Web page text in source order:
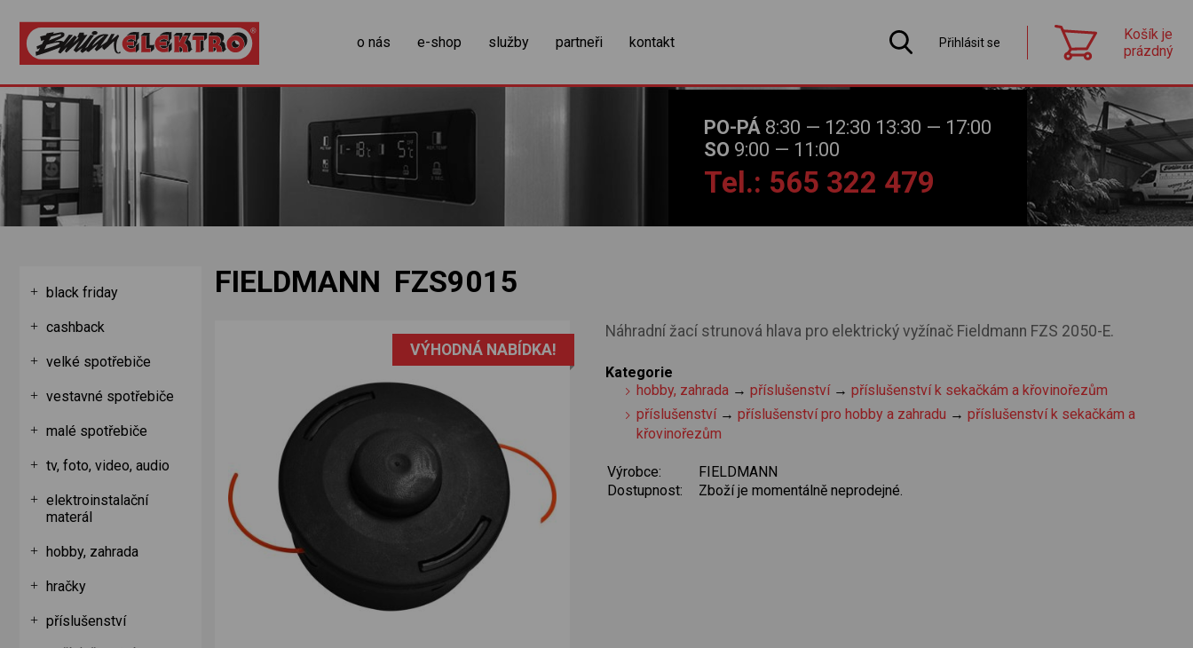
o nás e-shop služby partneři kontakt Přihlásit se
Košík je
prázdný
zobrazit obsah košíku
PO-PÁ 8:30 — 12:30 13:30 — 17:00
SO 9:00 — 11:00
Tel.: 565 322 479
FIELDMANN FZS9015
Náhradní žací strunová hlava pro elektrický vyžínač Fieldmann FZS 2050-E.
Kategorie
hobby, zahrada →příslušenství→příslušenství k sekačkám a křovinořezům
příslušenství→příslušenství pro hobby a zahradu →příslušenství k sekačkám a
křovinořezům
Výrobce:
FIELDMANN
Dostupnost:
Zboží je momentálně neprodejné.
VÝHODNÁ NABÍDKA!
black friday
cashback
velké spotřebiče
vestavné spotřebiče
malé spotřebiče
tv, foto, video, audio
elektroinstalační
materál
hobby, zahrada
hračky
příslušenství